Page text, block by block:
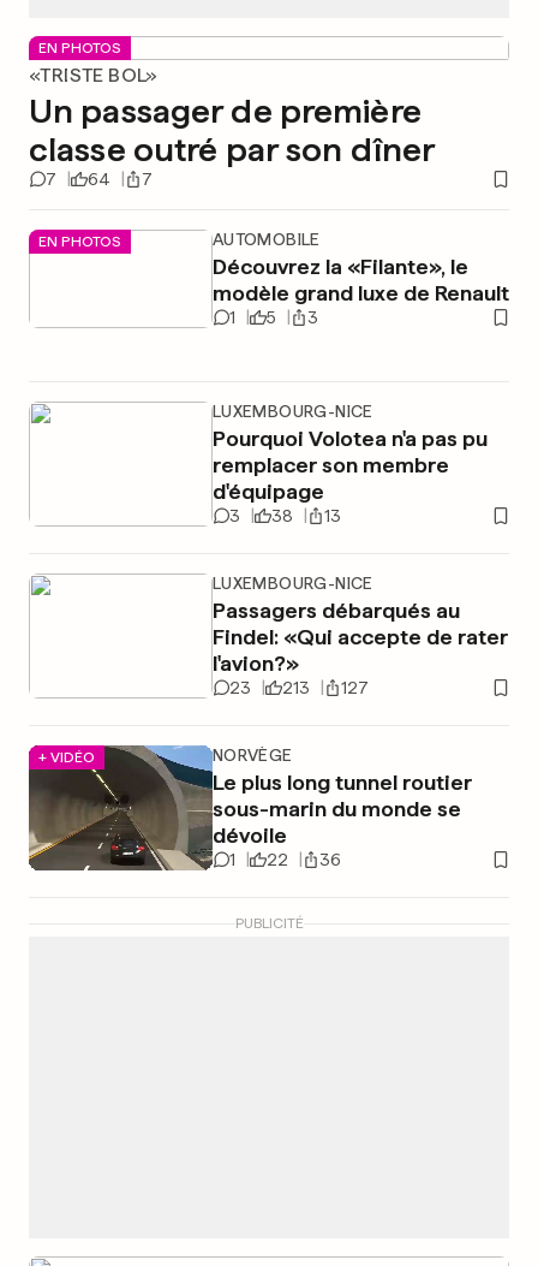
EN PHOTOS
«TRISTE BOL»
Un passager de première
classe outré par son dîner
7 64 7
EN PHOTOS AUTOMOBILE
Découvrez la «Filante», le
modèle grand luxe de Renault
1 5 3
LUXEMBOURG-NICE
Pourquoi Volotea n'a pas pu
remplacer son membre
d'équipage
3 38 13
LUXEMBOURG-NICE
Passagers débarqués au
Findel: «Qui accepte de rater
l'avion?»
23 213 127
+ VIDÉO NORVÈGE
Le plus long tunnel routier
sous-marin du monde se
dévoile
1 22 36
PUBLICITÉ